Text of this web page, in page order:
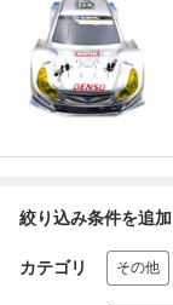
絞り込み条件を追加
カテゴリ その他